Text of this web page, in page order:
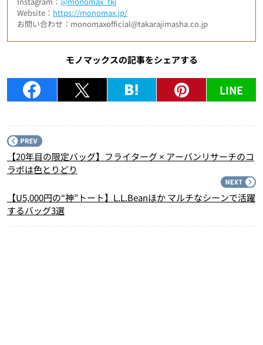
Website： https://monomax.jp/
お問い合わせ：monomaxofficial@takarajimasha.co.jp
モノマックスの記事をシェアする
LINE
【20年目の限定バッグ】フライターグ × アーバンリサーチのコ
ラボは色とりどり
【U5,000円の“神”トート】L.L.Beanほか マルチなシーンで活躍
するバッグ3選